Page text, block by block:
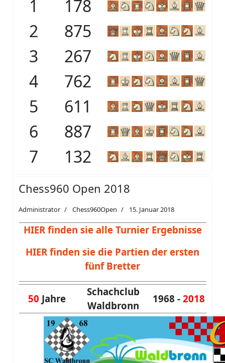
1
178
2
875
3
267
4
762
5
611
6
887
7
132
Chess960 Open 2018
Administrator Chess960Open 15. Januar 2018
HIER finden sie alle Turnier Ergebnisse
HIER finden sie die Partien der ersten
fünf Bretter
50 Jahre
Schachclub
Waldbronn
1968 - 2018